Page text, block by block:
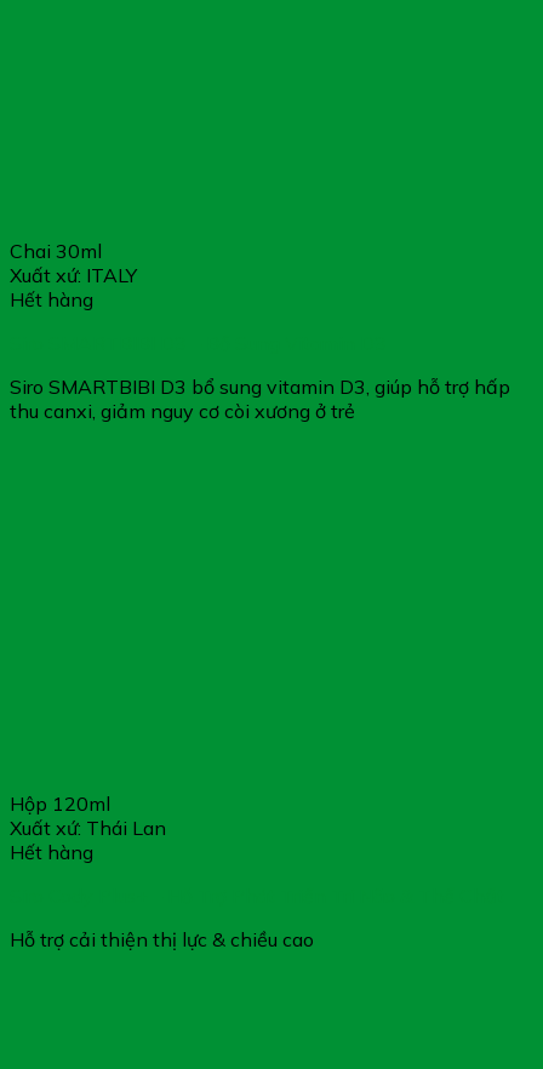
Chai 30ml
Xuất xứ: ITALY
Hết hàng
Siro SMARTBIBI D3 bổ sung vitamin D3, giúp hỗ trợ hấp
thu canxi, giảm nguy cơ còi xương ở trẻ
Hộp 120ml
Xuất xứ: Thái Lan
Hết hàng
Hỗ trợ cải thiện thị lực & chiều cao